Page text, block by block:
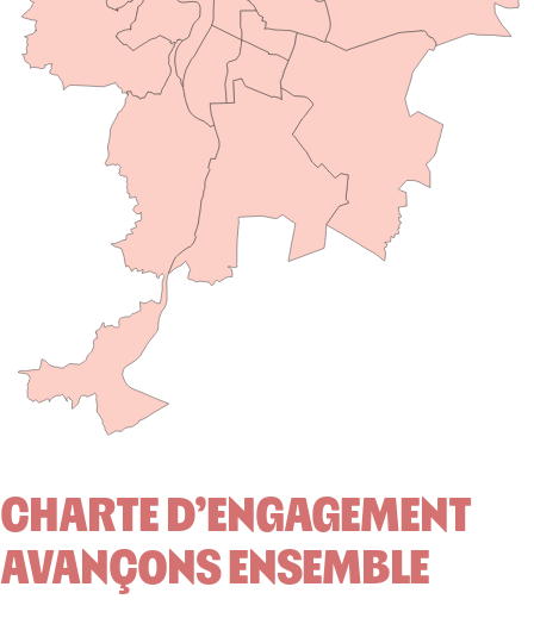
CHARTE D’ENGAGEMENT
AVANÇONS ENSEMBLE